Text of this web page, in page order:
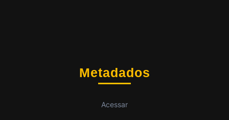
Metadados
Acessar